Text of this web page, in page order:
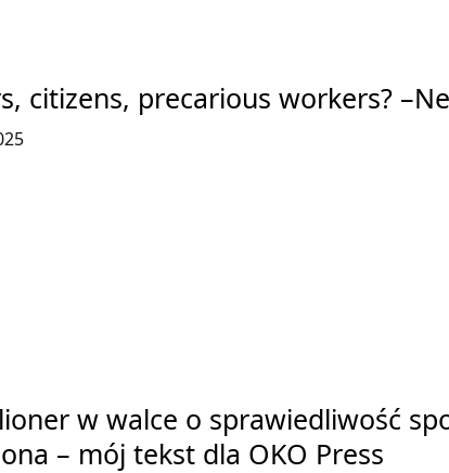
citizens, precarious workers?
w walce o sprawiedliwość
– mój tekst dla OKO Press